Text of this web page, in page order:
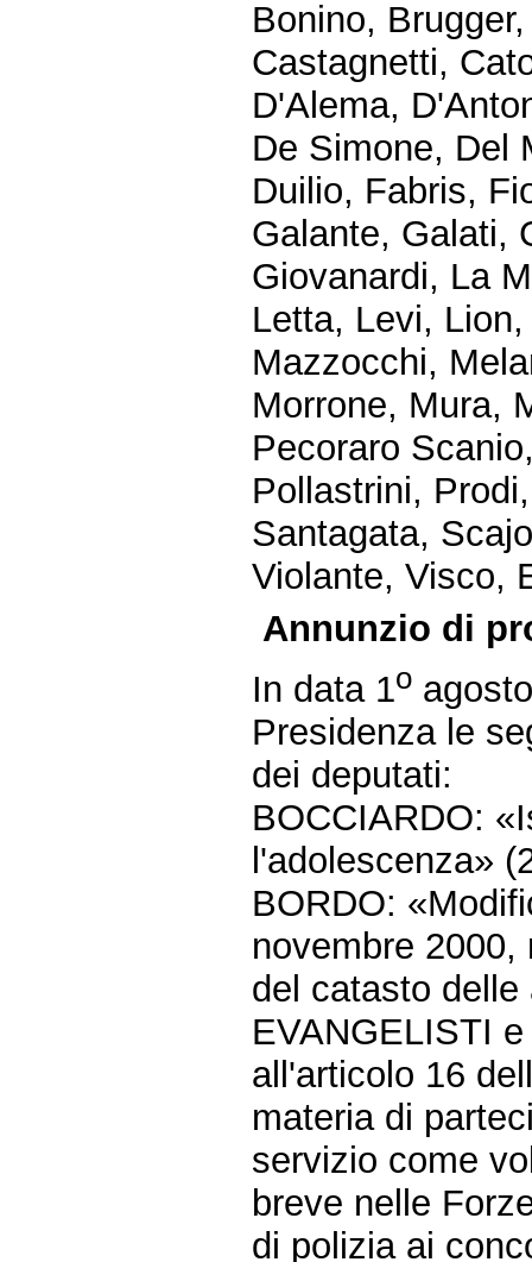
Bonino,
Castagnetti,
D'Alema,
De Simone, Del
Duilio, Fabris,
Galante, Galati,
Giovanardi, La
Letta, Levi,
Mazzocchi,
Morrone, Mura,
Pecoraro
Pollastrini,
Santagata,
Violante, Visco,
Annunzio di
In data 1o
Presidenza le
dei deputati:
BOCCIARDO:
l'adolescenza»
BORDO:
novembre
del catasto
EVANGELISTI
all'articolo 16
materia di
servizio come
breve nelle
di polizia ai